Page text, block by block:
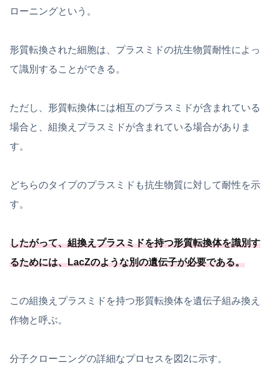
ローニングという。
形質転換された細胞は、プラスミドの抗生物質耐性によっ
て識別することができる。
ただし、形質転換体には相互のプラスミドが含まれている
場合と、組換えプラスミドが含まれている場合がありま
す。
どちらのタイプのプラスミドも抗生物質に対して耐性を示
す。
したがって、組換えプラスミドを持つ形質転換体を識別す
るためには、LacZのような別の遺伝子が必要である。
この組換えプラスミドを持つ形質転換体を遺伝子組み換え
作物と呼ぶ。
分子クローニングの詳細なプロセスを図2に示す。